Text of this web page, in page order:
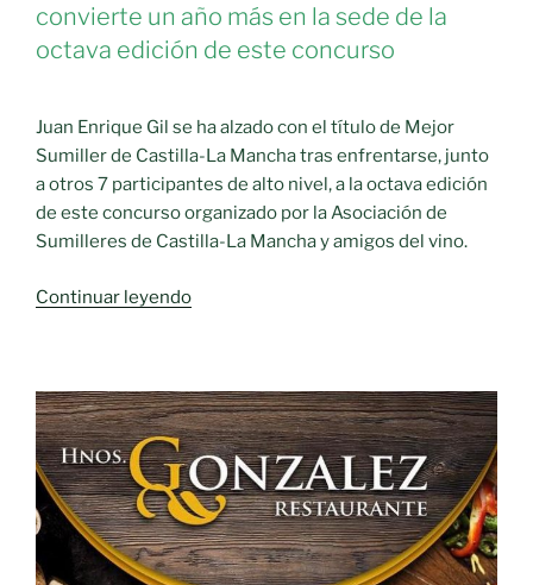
convierte un año más en la sede de la
octava edición de este concurso
Juan Enrique Gil se ha alzado con el título de Mejor
Sumiller de Castilla-La Mancha tras enfrentarse, junto
a otros 7 participantes de alto nivel, a la octava edición
de este concurso organizado por la Asociación de
Sumilleres de Castilla-La Mancha y amigos del vino.
Continuar leyendo«Juan
el
título
de
Mejor
Sumiller
de